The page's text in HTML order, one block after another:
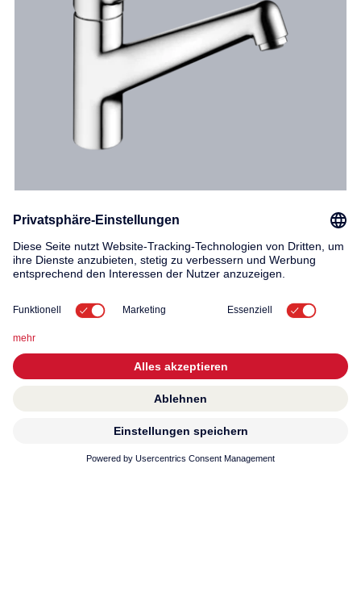
KWC WAMAS 2.0
Robuste Allrounderin